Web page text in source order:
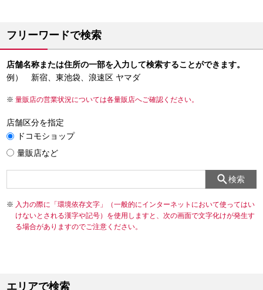
フリーワードで検索
店舗名称または住所の一部を入力して検索することができます。
例） 新宿、東池袋、浪速区 ヤマダ
量販店の営業状況については各量販店へご確認ください。
店舗区分を指定
ドコモショップ
量販店など
検索
入力の際に「環境依存文字」（一般的にインターネットにおいて使ってはい
けないとされる漢字や記号）を使用しますと、次の画面で文字化けが発生す
る場合がありますのでご注意ください。
エリアで検索